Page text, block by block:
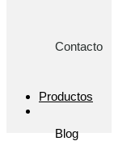
Contacto
Productos
Blog